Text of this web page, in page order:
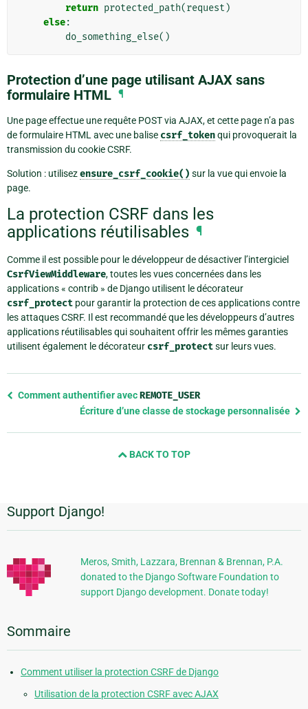
return protected_path(request )
else:
do_something_else()
Protection d’une page utilisant AJAX sans
formulaire HTML ¶
Une page effectue une requête POST via AJAX, et cette page n’a pas
de formulaire HTML avec une balise csrf_tokenqui provoquerait la
transmission du cookie CSRF.
Solution : utilisezensure_csrf_cookie() sur la vue qui envoie la
page.
La protection CSRF dans les
applications réutilisables ¶
Comme il est possible pour le développeur de désactiver l’intergiciel
CsrfViewMiddleware, toutes les vues concernées dans les
applications « contrib » de Django utilisent le décorateur
csrf_protect pour garantir la protection de ces applications contre
les attaques CSRF. Il est recommandé que les développeurs d’autres
applications réutilisables qui souhaitent offrir les mêmes garanties
utilisent également le décorateur csrf_protectsur leurs vues.
Previous
Comment authentifier avecREMOTE_USER
Écriture d’une classe de stockage personnalisée
BACK TO TOP
Informations
supplémentaires
Support Django!
Meros, Smith, Lazzara, Brennan & Brennan, P.A.
donated to the Django Software Foundation to
support Django development. Donate today!
Sommaire
Comment utiliser la protection CSRF de Django
Utilisation de la protection CSRF avec AJAX